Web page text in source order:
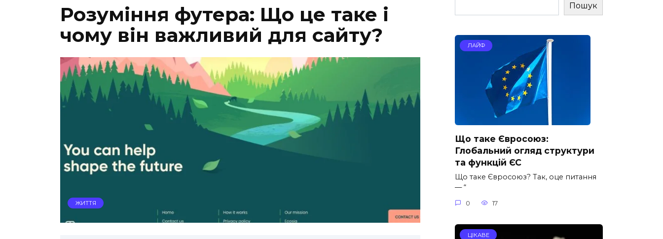
Розуміння футера: Що це таке і
чому він важливий для сайту?
ЖИТТЯ
Пошук
ЛАЙФ
Що таке Євросоюз:
Глобальний огляд структури
та функцій ЄС
Що таке Євросоюз? Так, оце питання
— “
0 17
ЦІКАВЕ